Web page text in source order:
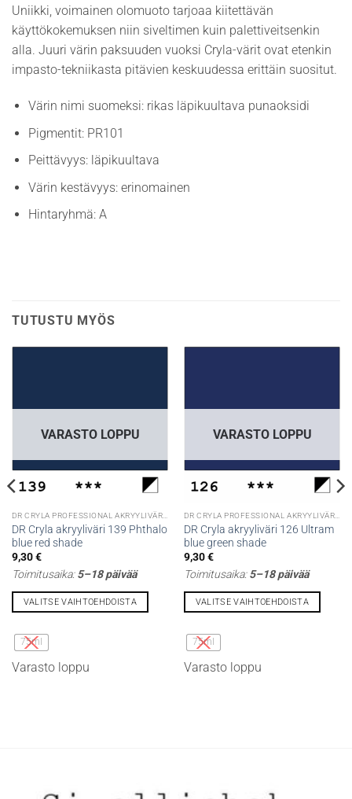
Uniikki, voimainen olomuoto tarjoaa kiitettävän
käyttökokemuksen niin siveltimen kuin palettiveitsenkin
alla. Juuri värin paksuuden vuoksi Cryla-värit ovat etenkin
impasto-tekniikasta pitävien keskuudessa erittäin suositut.
Värin nimi suomeksi: rikas läpikuultava punaoksidi
Pigmentit: PR101
Peittävyys: läpikuultava
Värin kestävyys: erinomainen
Hintaryhmä: A
TUTUSTU MYÖS
VARASTO LOPPU
DR Cryla akryyliväri 139 Phthalo
blue red shade
9,30€
Toimitusaika:5–18 päivää
VALITSE VAIHTOEHDOISTA
tuotteella
on
useampi
75ml
Varasto loppu
VARASTO LOPPU
DR Cryla akryyliväri 126 Ultram
blue green shade
9,30€
Toimitusaika:5–18 päivää
VALITSE VAIHTOEHDOISTA
tuotteella
on
useampi
75ml
Varasto loppu